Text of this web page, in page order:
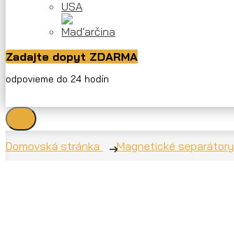
Zadajte dopyt ZDARMA
odpovieme do 24 hodín
Domovská stránka Magnetické separátory